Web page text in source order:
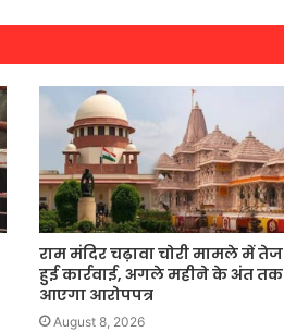
राम मंदिर चढ़ावा चोरी मामले में तेज
हुई कार्रवाई, अगले महीने के अंत तक
आएगा आरोपपत्र
August 8, 2026